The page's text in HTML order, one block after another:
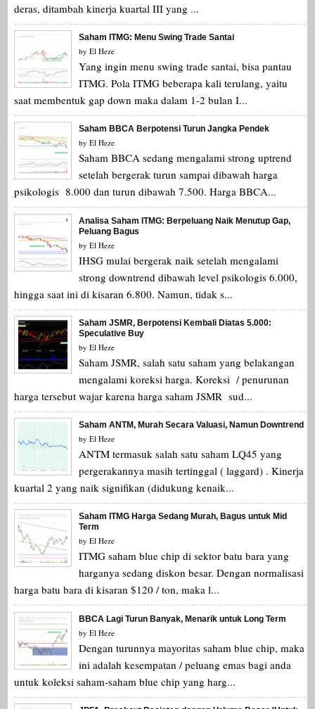
deras, ditambah kinerja kuartal III yang ...
Saham ITMG: Menu Swing Trade Santai
by El Heze
Yang ingin menu swing trade santai, bisa pantau
ITMG. Pola ITMG beberapa kali terulang, yaitu
saat membentuk gap down maka dalam 1-2 bulan I...
Saham BBCA Berpotensi Turun Jangka Pendek
by El Heze
Saham BBCA sedang mengalami strong uptrend
setelah bergerak turun sampai dibawah harga
psikologis 8.000 dan turun dibawah 7.500. Harga BBCA...
Analisa Saham ITMG: Berpeluang Naik Menutup Gap,
Peluang Bagus
by El Heze
IHSG mulai bergerak naik setelah mengalami
strong downtrend dibawah level psikologis 6.000,
hingga saat ini di kisaran 6.800. Namun, tidak s...
Saham JSMR, Berpotensi Kembali Diatas 5.000:
Speculative Buy
by El Heze
Saham JSMR, salah satu saham yang belakangan
mengalami koreksi harga. Koreksi / penurunan
harga tersebut wajar karena harga saham JSMR sud...
Saham ANTM, Murah Secara Valuasi, Namun Downtrend
by El Heze
ANTM termasuk salah satu saham LQ45 yang
pergerakannya masih tertinggal ( laggard) . Kinerja
kuartal 2 yang naik signifikan (didukung kenaik...
Saham ITMG Harga Sedang Murah, Bagus untuk Mid
Term
by El Heze
ITMG saham blue chip di sektor batu bara yang
harganya sedang diskon besar. Dengan normalisasi
harga batu bara di kisaran $120 / ton, maka l...
BBCA Lagi Turun Banyak, Menarik untuk Long Term
by El Heze
Dengan turunnya mayoritas saham blue chip, maka
ini adalah kesempatan / peluang emas bagi anda
untuk koleksi saham-saham blue chip yang harg...